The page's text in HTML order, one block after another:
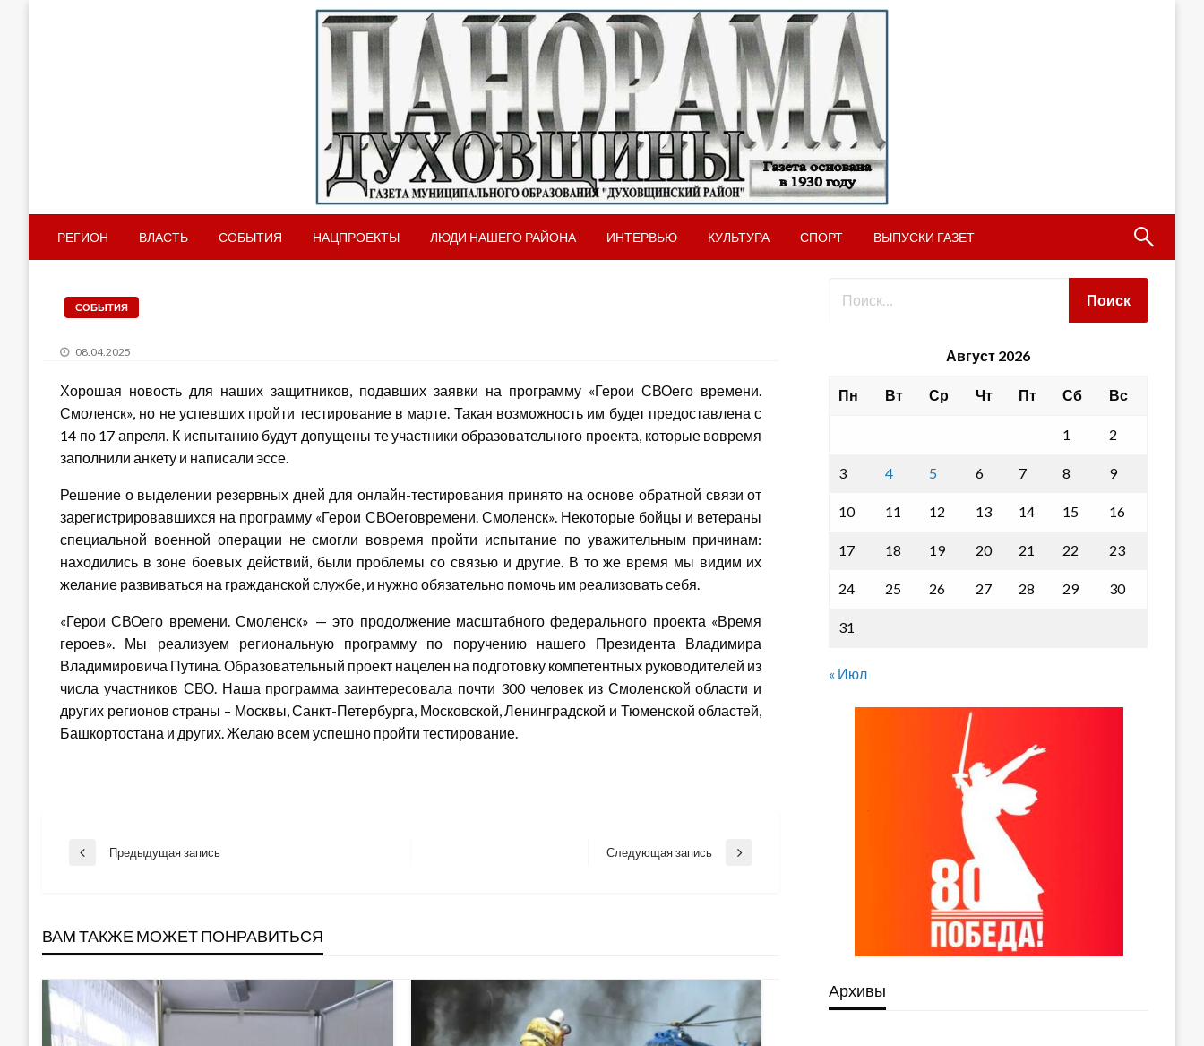
Панорама Духовщины
Газета Духовщинского района Смоленской области
РЕГИОН ВЛАСТЬ СОБЫТИЯ НАЦПРОЕКТЫ ЛЮДИ НАШЕГО РАЙОНА ИНТЕРВЬЮ КУЛЬТУРА СПОРТ ВЫПУСКИ ГАЗЕТ
СОБЫТИЯ
Posted
08.04.2025
Хорошая новость для наших защитников, подавших заявки на программу «Герои СВОего времени.
Смоленск», но не успевших пройти тестирование в марте. Такая возможность им будет предоставлена с
14 по 17 апреля. К испытанию будут допущены те участники образовательного проекта, которые вовремя
заполнили анкету и написали эссе.
Решение о выделении резервных дней для онлайн-тестирования принято на основе обратной связи от
зарегистрировавшихся на программу «Герои СВОеговремени. Смоленск». Некоторые бойцы и ветераны
специальной военной операции не смогли вовремя пройти испытание по уважительным причинам:
находились в зоне боевых действий, были проблемы со связью и другие. В то же время мы видим их
желание развиваться на гражданской службе, и нужно обязательно помочь им реализовать себя.
«Герои СВОего времени. Смоленск» — это продолжение масштабного федерального проекта «Время
героев». Мы реализуем региональную программу по поручению нашего Президента Владимира
Владимировича Путина. Образовательный проект нацелен на подготовку компетентных руководителей из
числа участников СВО. Наша программа заинтересовала почти 300 человек из Смоленской области и
других регионов страны – Москвы, Санкт-Петербурга, Московской, Ленинградской и Тюменской областей,
Башкортостана и других. Желаю всем успешно пройти тестирование.
Навигация
записям
Previous
Предыдущая запись
Next
Следующая запись
ВАМ ТАКЖЕ МОЖЕТ ПОНРАВИТЬСЯ
Август 2026
Пн Вт Ср Чт Пт Сб Вс
1 2
3 4 5 6 7 8 9
10 11 12 13 14 15 16
17 18 19 20 21 22 23
24 25 26 27 28 29 30
31
« Июл
Архивы